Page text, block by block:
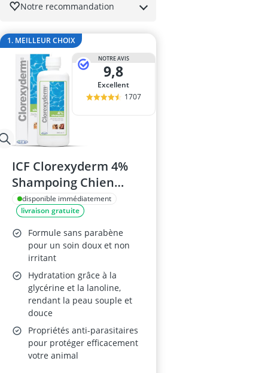
Notre recommandation
1. MEILLEUR CHOIX
NOTRE AVIS
9,8
Excellent
1707
ICF Clorexyderm 4%
Shampoing Chien
250ml
disponible immédiatement
livraison gratuite
Formule sans parabène
pour un soin doux et non
irritant
Hydratation grâce à la
glycérine et la lanoline,
rendant la peau souple et
douce
Propriétés anti-parasitaires
pour protéger efficacement
votre animal